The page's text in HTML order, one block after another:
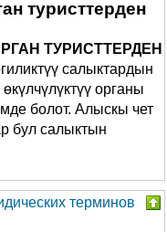
туристтерден
ТУРИСТТЕРДЕН
салыктардын
органы
болот. Алыскы чет
бул салыктын
терминов